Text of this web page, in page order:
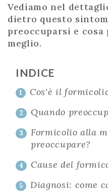
Vediamo nel
dietro questo
preoccuparsi e
meglio.
INDICE
1 Cos'è il
2 Quando
3
Formicolio alla
preoccupare?
4 Cause del
5 Diagnosi: come